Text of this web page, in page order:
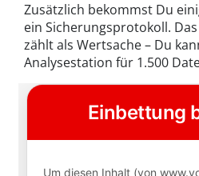
Zusätzlich bekommst Du
ein Sicherungsprotokoll.
zählt als Wertsache – Du
Analysestation für 1.500